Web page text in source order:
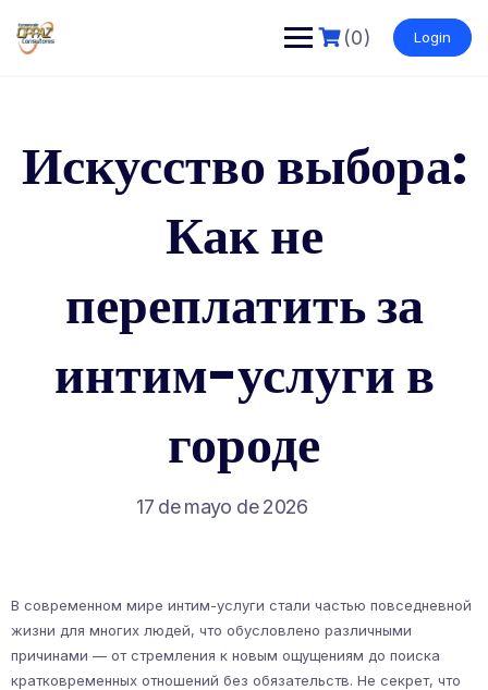
contenido
(0) Login
Искусство выбора:
Как не
переплатить за
интим-услуги в
городе
17 de mayo de 2026
В современном мире интим-услуги стали частью повседневной
жизни для многих людей, что обусловлено различными
причинами — от стремления к новым ощущениям до поиска
кратковременных отношений без обязательств. Не секрет, что